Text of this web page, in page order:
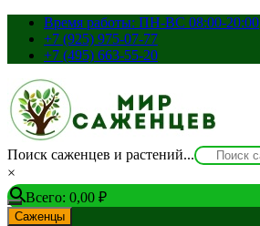
Перейти
содержимому
Время работы: ПН-ВС 08:00-20:00
+7 (925) 975-07-77
+7 (495) 663-55-20
Поиск саженцев и растений...
×
Всего: 0,00 ₽
Саженцы